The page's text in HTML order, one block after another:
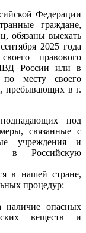
Федерации
граждане,
обязаны выехать
2025 года
правового
России или в
месту своего
пребывающих в г.
под
связанные с
учреждения и
в Российскую
в нашей стране,
процедур:
наличие опасных
веществ и